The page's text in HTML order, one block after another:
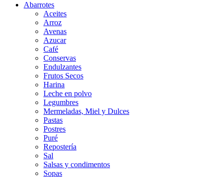
Abarrotes
Aceites
Arroz
Avenas
Azucar
Café
Conservas
Endulzantes
Frutos Secos
Harina
Leche en polvo
Legumbres
Mermeladas, Miel y Dulces
Pastas
Postres
Puré
Repostería
Sal
Salsas y condimentos
Sopas